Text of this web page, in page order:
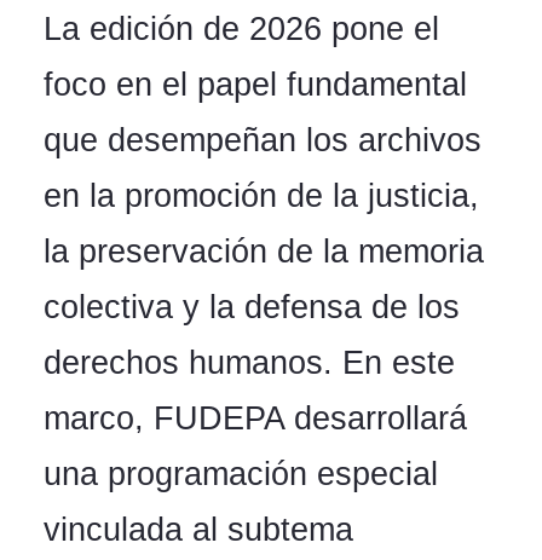
La edición de 2026 pone el
foco en el papel fundamental
que desempeñan los archivos
en la promoción de la justicia,
la preservación de la memoria
colectiva y la defensa de los
derechos humanos. En este
marco, FUDEPA desarrollará
una programación especial
vinculada al subtema